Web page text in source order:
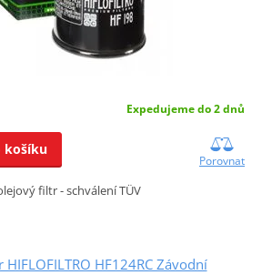
Expedujeme do 2 dnů
košíku
Porovnat
filtr - schválení TÜV
HF124RC Závodní